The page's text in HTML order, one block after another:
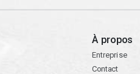
À propos
Entreprise
Contact